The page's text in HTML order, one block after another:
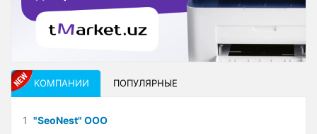
КОМПАНИИ ПОПУЛЯРНЫЕ
1 "SeoNest" ООО